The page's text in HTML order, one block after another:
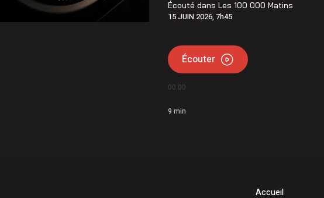
Écouté dansLes 100 000 Matins
15 JUIN 2026, 7h45
Écouter
00:00
9 min
Accueil